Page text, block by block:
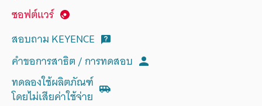
ซอฟต์แวร์
สอบถาม KEYENCE
คำขอการสาธิต / การทดสอบ
ทดลองใช้ผลิตภัณฑ์
โดยไม่เสียค่าใช้จ่าย